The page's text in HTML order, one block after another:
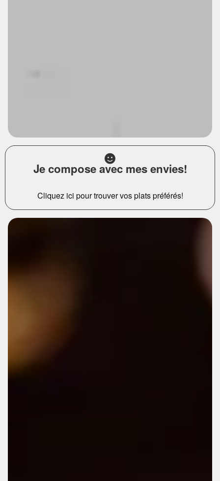
Je compose avec mes envies!
Cliquez ici pour trouver vos plats préférés!